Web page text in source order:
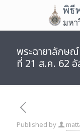
พระฉายาลักษ
ที่ 21 ส.ค. 62
Published by